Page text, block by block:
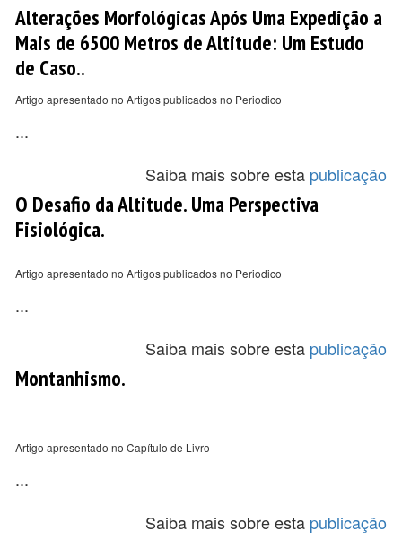
Alterações Morfológicas Após Uma Expedição a
Mais de 6500 Metros de Altitude: Um Estudo
de Caso..
Artigo apresentado no Artigos publicados no Periodico
...
Saiba mais sobre esta publicação
O Desafio da Altitude. Uma Perspectiva
Fisiológica.
Artigo apresentado no Artigos publicados no Periodico
...
Saiba mais sobre esta publicação
Montanhismo.
Artigo apresentado no Capítulo de Livro
...
Saiba mais sobre esta publicação